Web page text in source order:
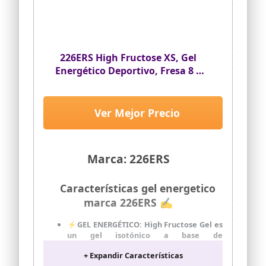
durante el ejercicio con aprox. 300 ml de
agua. Mantener bien cerrado en lugar
fresco y seco. Su vida útil es de 12 meses.
226ERS High Fructose XS, Gel
Energético Deportivo, Fresa 8 x
Marca: 226ERS
Ver Mejor Precio
Características gel energetico
marca 226ERS ✍
⚡​GEL ENERGÉTICO: High Fructose Gel es
un gel isotónico a base de
aroma natural de fresa, ácido cítrico.
+ Expandir Características